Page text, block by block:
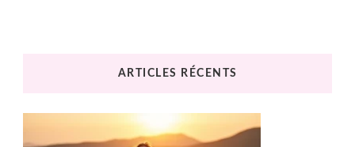
ARTICLES RÉCENTS